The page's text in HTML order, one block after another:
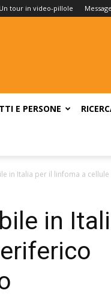
Un tour in video-pillole
E PERSONE
in Italia per il linfoma a
in